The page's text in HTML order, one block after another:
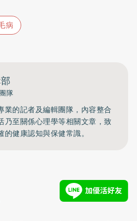
病
隊
業的記者及編輯團隊，內容整合
乃至關係心理學等相關文章，致
健康認知與保健常識。